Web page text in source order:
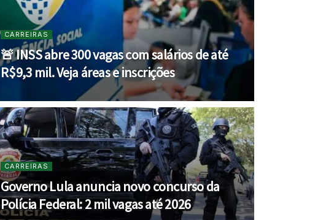
CARREIRAS
🚨 INSS abre 300 vagas com salários de até
R$ 9,3 mil. Veja áreas e inscrições
CARREIRAS
Governo Lula anuncia novo concurso da
Polícia Federal: 2 mil vagas até 2026